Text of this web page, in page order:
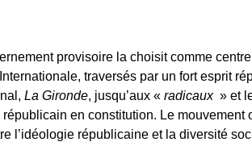
provisoire la choisit comme
traversés par un fort esprit
La Gironde, jusqu’aux « radicaux » et
en constitution. Le
républicaine et la diversité